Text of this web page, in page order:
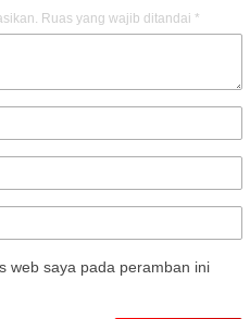
Ruas yang wajib ditandai *
web saya pada peramban ini